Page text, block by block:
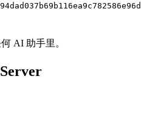
AI 助手里。